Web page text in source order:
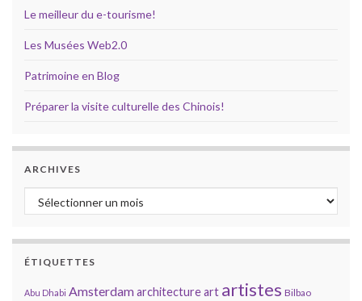
Le meilleur du e-tourisme!
Les Musées Web2.0
Patrimoine en Blog
Préparer la visite culturelle des Chinois!
ARCHIVES
Archives
ÉTIQUETTES
Abu Dhabi Amsterdamarchitectureart artistes Bilbao